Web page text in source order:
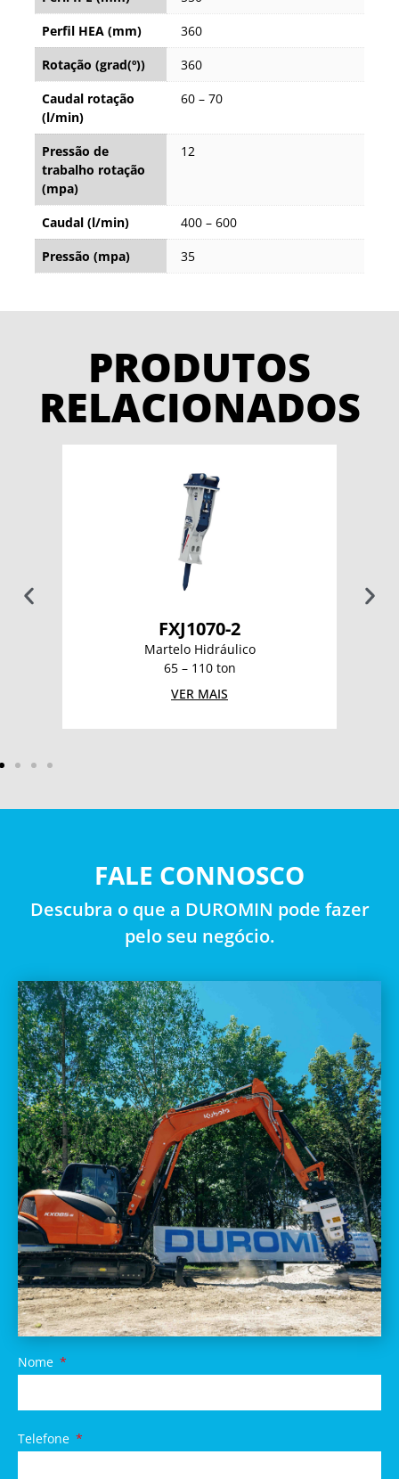
Perfil HEA (mm)
360
Rotação (grad(º))
360
Caudal rotação
(l/min)
60 – 70
Pressão de
trabalho rotação
(mpa)
12
Caudal (l/min)
400 – 600
Pressão (mpa)
35
PRODUTOS
RELACIONADOS
FXJ1070-2
Martelo Hidráulico
65 – 110 ton
VER MAIS
FALE CONNOSCO
Descubra o que a DUROMIN pode fazer
pelo seu negócio.
Nome
Telefone